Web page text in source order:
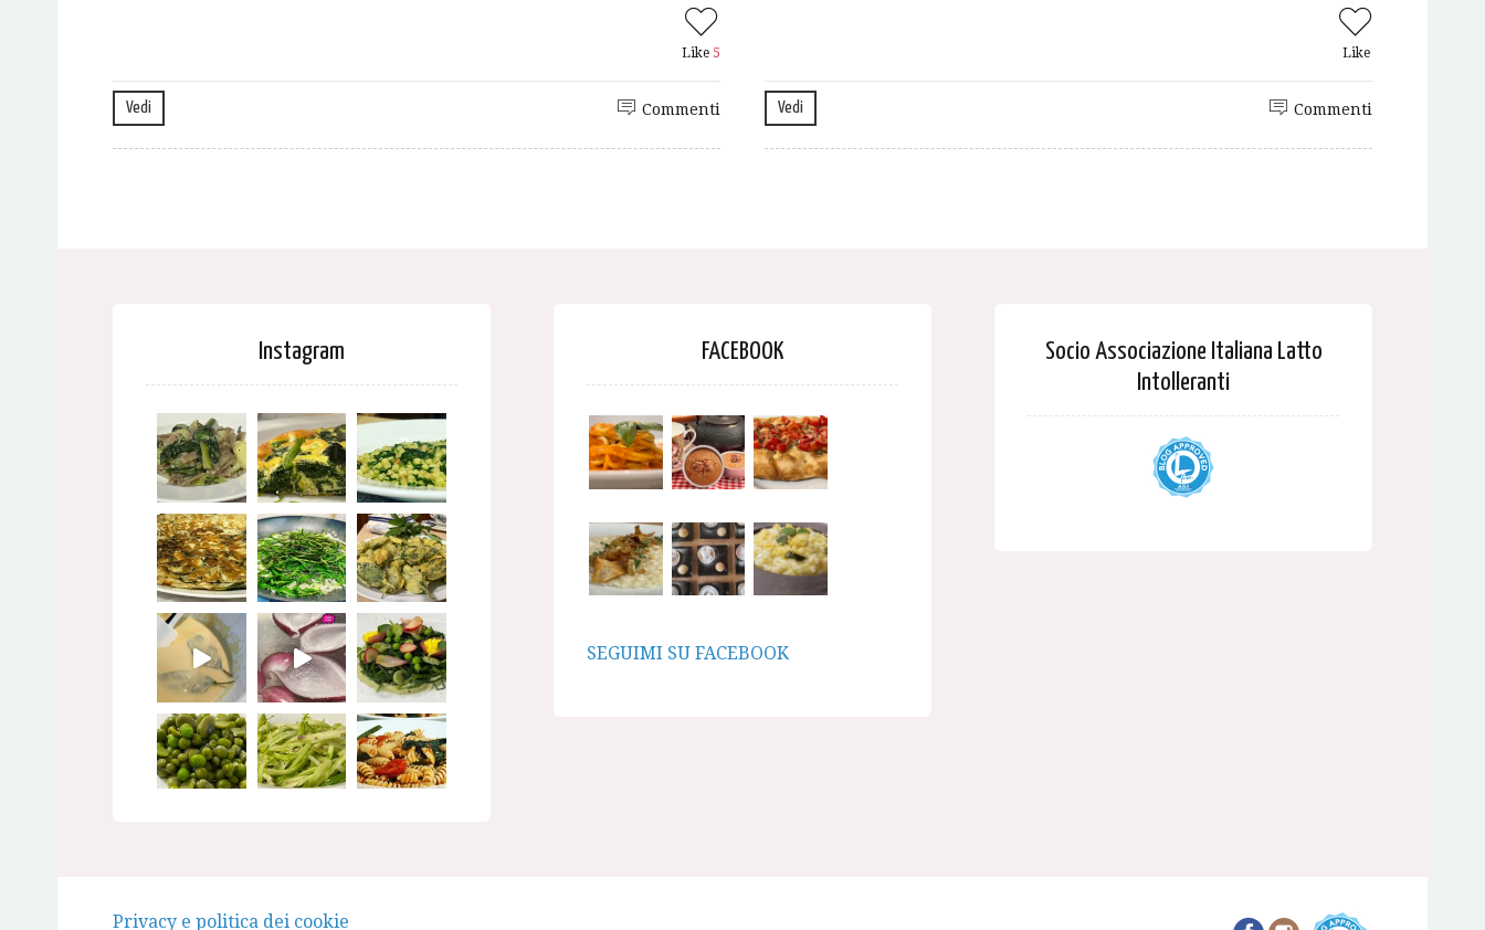
Like 5
Vedi Commenti
Like
Vedi Commenti
Instagram FACEBOOK
SEGUIMI SU FACEBOOK
Socio Associazione Italiana Latto
Intolleranti
Privacy e politica dei cookie